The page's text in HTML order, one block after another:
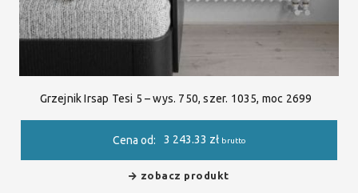
Grzejnik Irsap Tesi 5 – wys. 750, szer. 1035, moc 2699
Cena od: 3 243.33 zł brutto
zobacz produkt